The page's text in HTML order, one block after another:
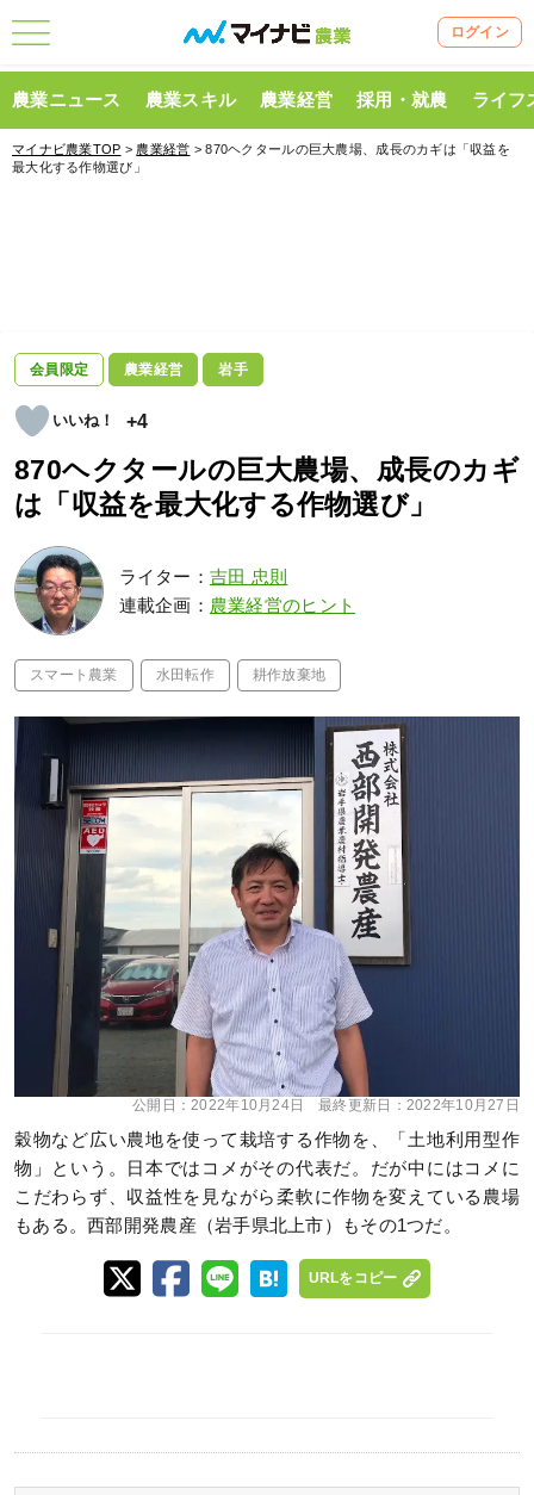
ログイン
農業ニュース 農業スキル 農業経営 採用・就農 ライフ
マイナビ農業TOP > 農業経営 > 870ヘクタールの巨大農場、成長のカギは「収益を
最大化する作物選び」
会員限定 農業経営 岩手
+4
870ヘクタールの巨大農場、成長のカギ
は「収益を最大化する作物選び」
ライター： 吉田 忠則
連載企画： 農業経営のヒント
スマート農業 水田転作 耕作放棄地
公開日：2022年10月24日 最終更新日： 2022年10月27日
穀物など広い農地を使って栽培する作物を、「土地利用型作
物」という。日本ではコメがその代表だ。だが中にはコメに
こだわらず、収益性を見ながら柔軟に作物を変えている農場
もある。西部開発農産（岩手県北上市）もその1つだ。
URLをコピー